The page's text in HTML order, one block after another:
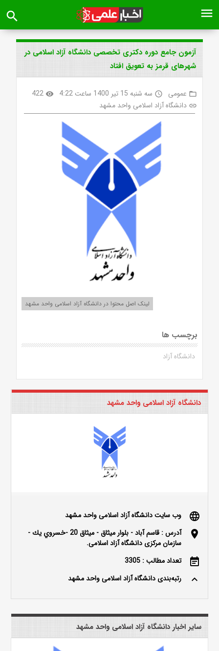
menu
search
آزمون جامع دوره دکتری تخصصی دانشگاه آزاد اسلامی در
شهرهای قرمز به تعویق افتاد
folder_open عمومی access_time سه شنبه 15 تیر 1400 ساعت 4:22 visibility
422
link دانشگاه آزاد اسلامی واحد مشهد
لینک اصل محتوا در دانشگاه آزاد اسلامی واحد مشهد
برچسب ها
دانشگاه آزاد
دانشگاه آزاد اسلامی واحد مشهد
language وب سایت دانشگاه آزاد اسلامی واحد مشهد
location_on
آدرس : قاسم آباد - بلوار ميثاق - ميثاق 20 -خسروي يك -
سازمان مرکزی دانشگاه آزاد اسلامی.
event_note تعداد مطالب : 3305
keyboard_arrow_up رتبه‌بندی دانشگاه آزاد اسلامی واحد مشهد
سایر اخبار دانشگاه آزاد اسلامی واحد مشهد